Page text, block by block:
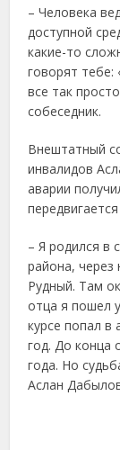
– Человека
доступной
какие-то
говорят тебе:
все так
собеседник.
Внештатный
инвалидов
аварии
– Я родился в
района, через
Рудный. Там
отца я пошел
курсе попал
год. До конца
года. Но
Аслан